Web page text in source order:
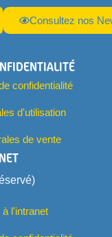
Consultez nos
confidentialité
d'utilisation
de vente
l'intranet